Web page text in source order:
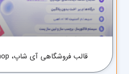
قالب فروشگاهی آی شاپ، iShop , ووکامرسی